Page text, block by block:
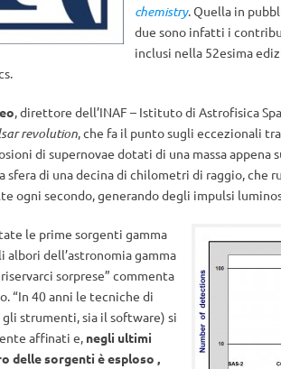
chemistry. Quella in
due sono infatti i
inclusi nella 52esima
, direttore dell’INAF – Istituto di Astrofisica
revolution, che fa il punto sugli eccezionali
di supernovae dotati di una massa appena
sfera di una decina di chilometri di raggio, che
ogni secondo, generando degli impulsi
le prime sorgenti gamma
dell’astronomia gamma
sorprese” commenta
“In 40 anni le tecniche di
strumenti, sia il software) si
affinati e,negli ultimi
delle sorgenti è esploso ,